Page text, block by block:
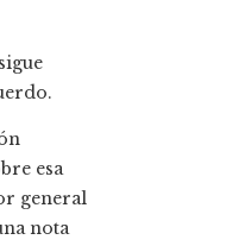
esa
general
nota